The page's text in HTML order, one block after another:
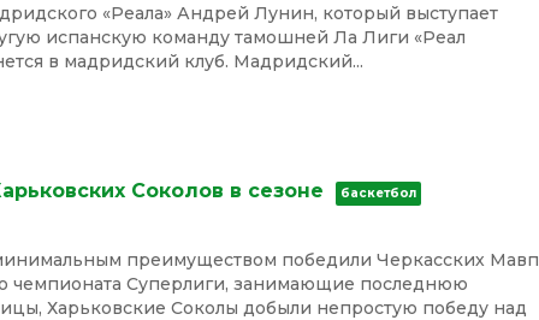
«Реала» Андрей Лунин, который выступает
испанскую команду тамошней Ла Лиги «Реал
в мадридский клуб. Мадридский...
Соколов в сезоне баскетбол
преимуществом победили Черкасских Мавп
чемпионата Суперлиги, занимающие последнюю
Харьковские Соколы добыли непростую победу над